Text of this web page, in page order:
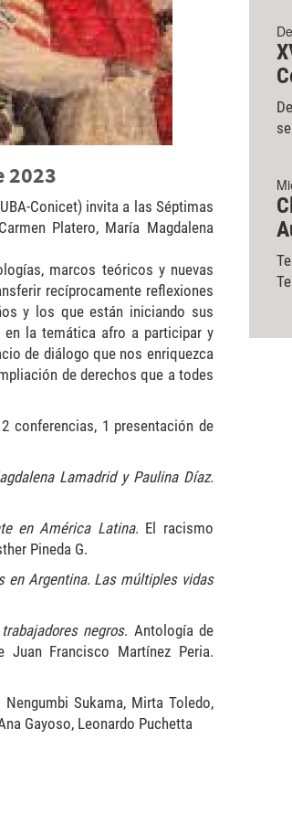
2023
Conicet) invita a las Séptimas
Platero, María Magdalena
marcos teóricos y nuevas
recíprocamente reflexiones
y los que están iniciando sus
la temática afro a participar y
de diálogo que nos enriquezca
de derechos que a todes
conferencias, 1 presentación de
Lamadrid y Paulina Díaz.
en América Latina. El racismo
Pineda G.
en Argentina. Las múltiples vidas
negros. Antología de
Juan Francisco Martínez Peria.
Nengumbi Sukama, Mirta Toledo,
Gayoso, Leonardo Puchetta